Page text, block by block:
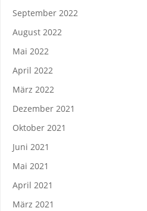
September 2022
August 2022
Mai 2022
April 2022
März 2022
Dezember 2021
Oktober 2021
Juni 2021
Mai 2021
April 2021
März 2021